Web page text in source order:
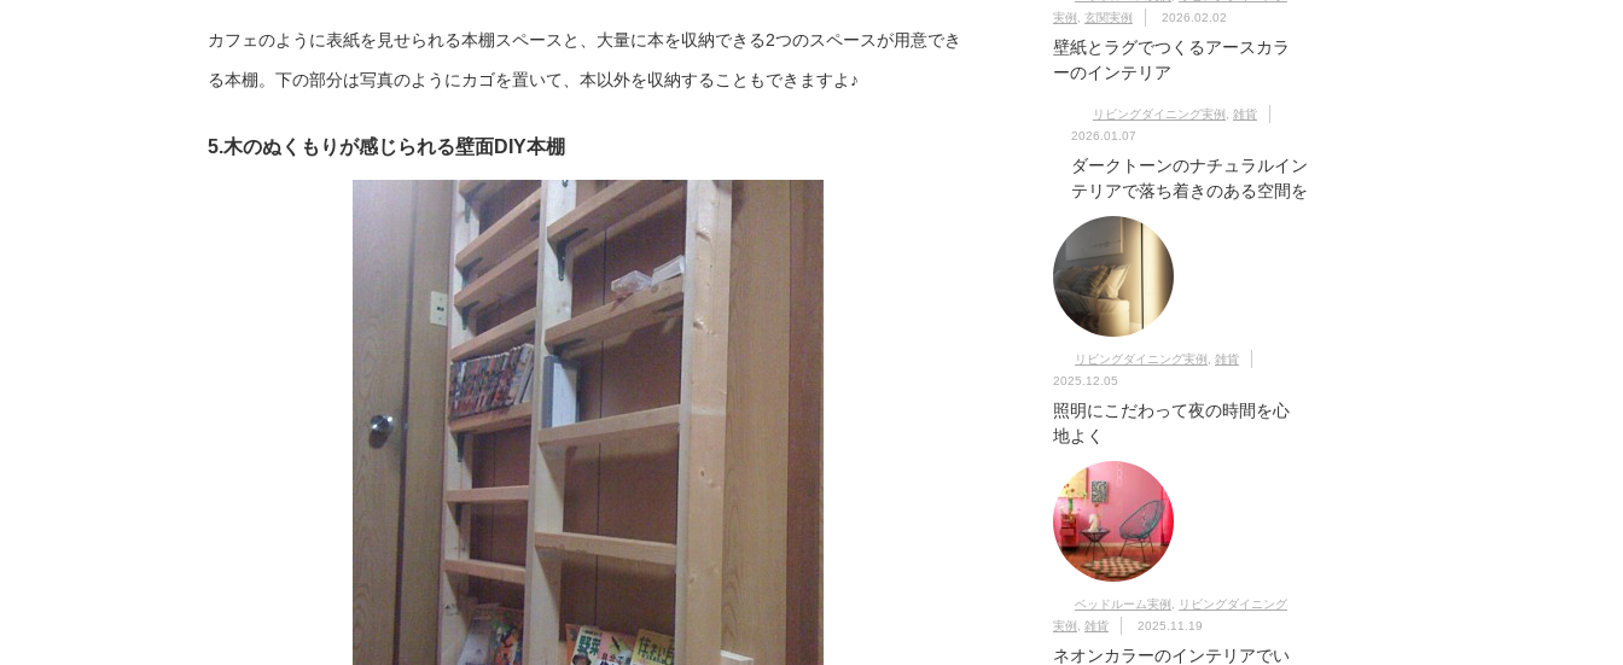
カフェのように表紙を見せられる本棚スペースと、大量に本を収納できる2つのスペースが用意でき
る本棚。下の部分は写真のようにカゴを置いて、本以外を収納することもできますよ♪
5.木のぬくもりが感じられる壁面DIY本棚
実例
玄関実例 2026.02.02
壁紙とラグでつくるアースカラ
ーのインテリア
リビングダイニング実例
雑貨
2026.01.07
ダークトーンのナチュラルイン
テリアで落ち着きのある空間を
リビングダイニング実例
雑貨
2025.12.05
照明にこだわって夜の時間を心
地よく
ベッドルーム実例
リビングダイニング
実例
雑貨 2025.11.19
ネオンカラーのインテリアでい